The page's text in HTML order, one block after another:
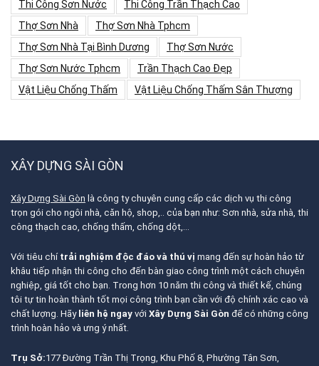
Thi Công Sơn Nước
Thi Công Trần Thạch Cao
Thợ Sơn Nhà
Thợ Sơn Nhà Tphcm
Thợ Sơn Nhà Tại Bình Dương
Thợ Sơn Nước
Thợ Sơn Nước Tphcm
Trần Thạch Cao Đẹp
Vật Liệu Chống Thấm
Vật Liệu Chống Thấm Sân Thượng
XÂY DỰNG SÀI GÒN
Xây Dựng Sài Gòn là công ty chuyên cung cấp các dịch vụ thi công
trọn gói cho ngôi nhà, căn hộ, shop,.. của bạn như: Sơn nhà, sửa nhà, thi
công thạch cao, chống thấm, chống dột,…
Với tiêu chí trải nghiệm độc đáo và thú vị mang đến sự hoàn hảo từ
khâu tiếp nhận thi công cho đến bàn giao công trình một cách chuyên
nghiệp, giá tốt cho bạn. Trong hơn 10 năm thi công và thiết kế, chúng
tôi tự tin hoàn thành tốt mọi công trình bạn cần với độ chính xác cao và
chất lượng. Hãy liên hệ ngay với Xây Dựng Sài Gòn để có những công
trình hoàn hảo và ưng ý nhất.
Trụ Sở:177 Đường Trần Thị Trọng, Khu Phố 8, Phường Tân Sơn,